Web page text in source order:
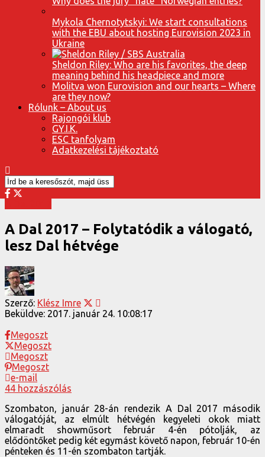
Mykola Chernotytskyi: We start consultations
with the EBU about hosting Eurovision 2023 in
Ukraine
Sheldon Riley: Who are his favorites, the deep
meaning behind his headpiece and more
Molitva won Eurovision and our hearts – Where
are they now?
Rólunk – About us
Rajongói klub
GY.I.K.
ESC tanfolyam
Adatkezelési tájékoztató
A Dal 2017 – Folytatódik a válogató,
lesz Dal hétvége
Szerző: Klész Imre
Beküldve: 2017. január 24. 10:08:17
Megoszt
Megoszt
Megoszt
Megoszt
e-mail
44 hozzászólás
Szombaton, január 28-án rendezik A Dal 2017 második
válogatóját, az elmúlt hétvégén kegyeleti okok miatt
elmaradt showműsort február 4-én pótolják, az
elődöntőket pedig két egymást követő napon, február 10-én
pénteken és 11-én szombaton tartják.